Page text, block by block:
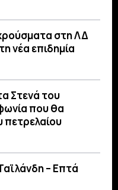
στη ΛΔ
νέα επιδημία
Στενά του
που θα
πετρελαίου
– Επτά